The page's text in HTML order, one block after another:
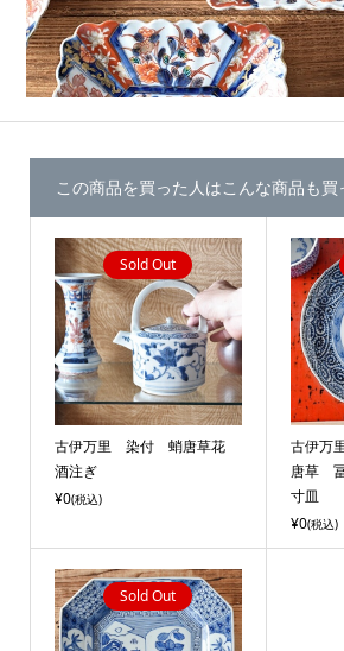
この商品を買った人はこんな商品も買
Sold Out
古伊万里 染付 蛸唐草花
酒注ぎ
¥0(税込)
古伊
唐草
寸皿
¥0(税込)
Sold Out